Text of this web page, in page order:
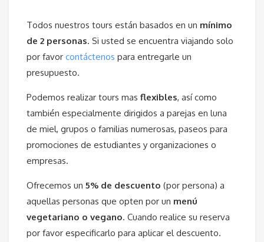
Todos nuestros tours están basados en un mínimo
de 2 personas. Si usted se encuentra viajando solo
por favor contáctenos para entregarle un
presupuesto.
Podemos realizar tours mas flexibles, así como
también especialmente dirigidos a parejas en luna
de miel, grupos o familias numerosas, paseos para
promociones de estudiantes y organizaciones o
empresas.
Ofrecemos un 5% de descuento (por persona) a
aquellas personas que opten por un menú
vegetariano o vegano. Cuando realice su reserva
por favor especificarlo para aplicar el descuento.